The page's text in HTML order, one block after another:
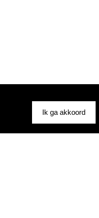
Ik ga akkoord